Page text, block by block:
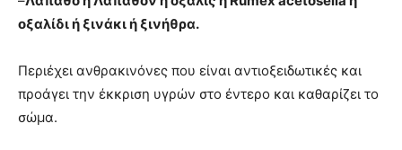
οξαλίδι ή ξινάκι ή ξινήθρα.
Περιέχει ανθρακινόνες που είναι αντιοξειδωτικές και
προάγει την έκκριση υγρών στο έντερο και καθαρίζει το
σώμα.